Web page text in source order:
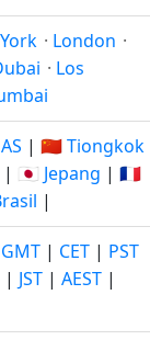
· London ·
· Los
| 🇨🇳 Tiongkok
| 🇯🇵 Jepang | 🇫🇷
|
GMT | CET | PST
| JST | AEST |